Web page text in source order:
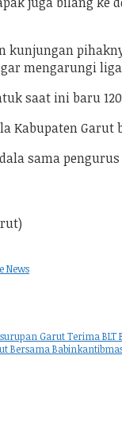
mengarungi
saat ini baru
Kabupaten
sama
News
Garut Terima
Bersama